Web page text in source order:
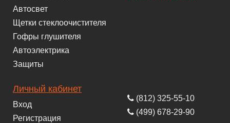
Автосвет
Щетки стеклоочистителя
Гофры глушителя
Автоэлектрика
Защиты
Личный кабинет
Вход
Регистрация
(812) 325-55-10
(499) 678-29-90